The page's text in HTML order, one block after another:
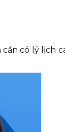
có lý lịch